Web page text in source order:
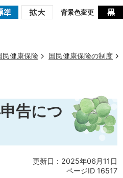
背景色変更
民健康保険 国民健康保険の制度
告につ
更新日：2025年06月11日
ページID 16517